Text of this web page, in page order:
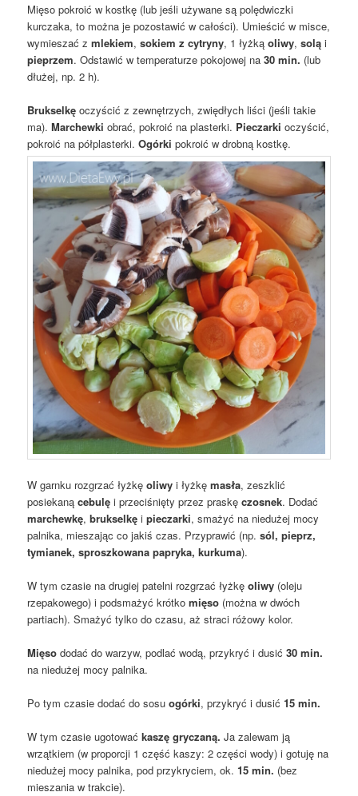
Mięso pokroić w kostkę (lub jeśli używane są polędwiczki
kurczaka, to można je pozostawić w całości). Umieścić w misce,
wymieszać zmlekiem,sokiem z cytryny, 1 łyżkąoliwy,solą i
pieprzem. Odstawić w temperaturze pokojowej na30 min. (lub
dłużej, np. 2 h).
Brukselkę oczyścić z zewnętrzych, zwiędłych liści (jeśli takie
ma).Marchewki obrać, pokroić na plasterki. Pieczarki oczyścić,
pokroić na półplasterki.Ogórki pokroić w drobną kostkę.
W garnku rozgrzać łyżkęoliwy i łyżkęmasła, zeszklić
posiekanącebulę i przeciśnięty przez praskęczosnek. Dodać
marchewkę,brukselkę ipieczarki, smażyć na niedużej mocy
palnika, mieszając co jakiś czas. Przyprawić (np. sól, pieprz,
tymianek, sproszkowana papryka, kurkuma).
W tym czasie na drugiej patelni rozgrzać łyżkęoliwy (oleju
rzepakowego) i podsmażyć krótkomięso (można w dwóch
partiach). Smażyć tylko do czasu, aż straci różowy kolor.
Mięso dodać do warzyw, podlać wodą, przykryć i dusić30 min.
na niedużej mocy palnika.
Po tym czasie dodać do sosuogórki, przykryć i dusić15 min.
W tym czasie ugotowaćkaszę gryczaną.Ja zalewam ją
wrzątkiem (w proporcji 1 część kaszy: 2 części wody) i gotuję na
niedużej mocy palnika, pod przykryciem, ok.15 min. (bez
mieszania w trakcie).